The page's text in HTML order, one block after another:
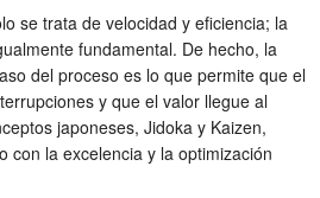
se trata de velocidad y eficiencia; la
fundamental. De hecho, la
del proceso es lo que permite que el
y que el valor llegue al
japoneses, Jidoka y Kaizen,
con la excelencia y la optimización